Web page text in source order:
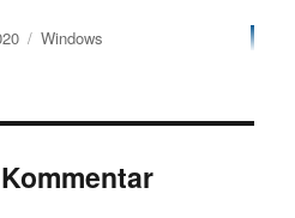
Kategorien
Windows